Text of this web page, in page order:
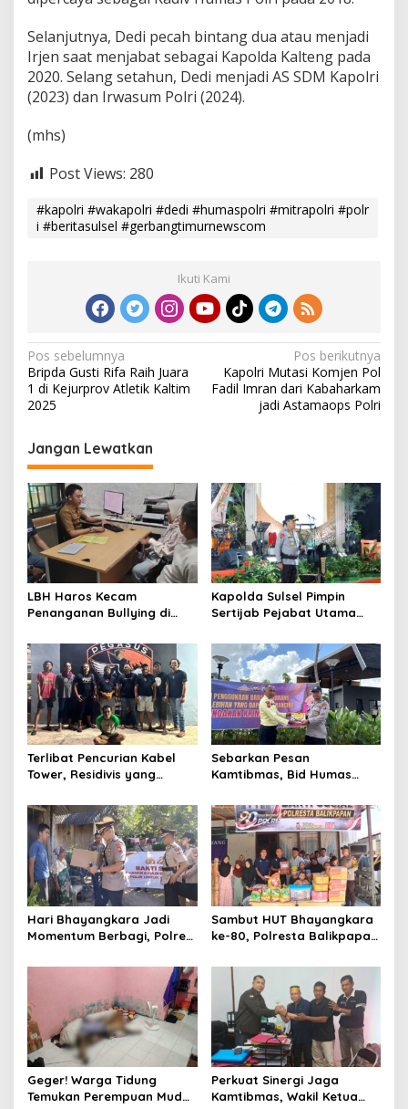
Selanjutnya, Dedi pecah bintang dua atau menjadi
Irjen saat menjabat sebagai Kapolda Kalteng pada
2020. Selang setahun, Dedi menjadi AS SDM Kapolri
(2023) dan Irwasum Polri (2024).
(mhs)
Post Views: 280
#kapolri #wakapolri #dedi #humaspolri #mitrapolri #polr
i #beritasulsel #gerbangtimurnewscom
Ikuti Kami
N
a
v
i
g
a
s
i
p
o
s
Pos sebelumnya
Bripda Gusti Rifa Raih Juara
1 di Kejurprov Atletik Kaltim
2025
Pos berikutnya
Kapolri Mutasi Komjen Pol
Fadil Imran dari Kabaharkam
jadi Astamaops Polri
Jangan Lewatkan
LBH Haros Kecam
Penanganan Bullying di
Justru Dipaksa Pindah
Kapolda Sulsel Pimpin
Sertijab Pejabat Utama
Serta Lantik Karolog dan
Kapolresta Gowa
Terlibat Pencurian Kabel
Tower, Residivis yang
Ditangkap Tim Gabungan di
Jeneponto
Sebarkan Pesan
Kamtibmas, Bid Humas
Pemasangan Spanduk
serta Pembagian Stiker
Hari Bhayangkara Jadi
Momentum Berbagi, Polres
Membutuhkan
Sambut HUT Bhayangkara
ke-80, Polresta Balikpapan
Asuhan Jabal Rahmah
Geger! Warga Tidung
Temukan Perempuan Muda
Perkuat Sinergi Jaga
Kamtibmas, Wakil Ketua